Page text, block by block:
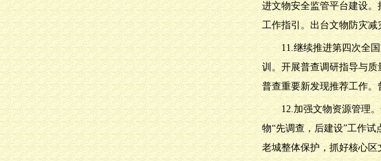
进文物安全监管平台建设
工作指引。出台文物防灾减
11.继续推进第四次全
训。开展普查调研指导与
普查重要新发现推荐工作。
12.加强文物资源管理
物“先调查，后建设”工作
老城整体保护，抓好核心